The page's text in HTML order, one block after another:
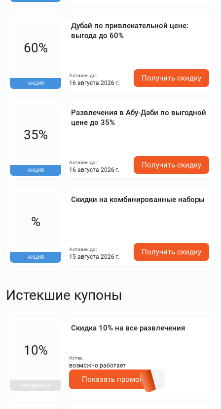
Дубай по привлекательной цене:
выгода до 60%
60%
АКЦИЯ
Активен до:
16 августа 2026 г.
Получить скидку
Развлечения в Абу-Даби по выгодной
цене до 35%
35%
АКЦИЯ
Активен до:
16 августа 2026 г.
Получить скидку
Скидки на комбинированные наборы
%
АКЦИЯ
Активен до:
15 августа 2026 г.
Получить скидку
Истекшие купоны
Скидка 10% на все развлечения
10%
ПРОМОКОД
Истек,
возможно работает
Показать промокод